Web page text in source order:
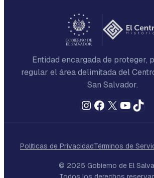
Entidad encargada de proteger,
regular el área delimitada del
San Salvador.
Instagram
Facebook
X
© 2025 Gobierno de El
Políticas de PrivacidadTérminos de